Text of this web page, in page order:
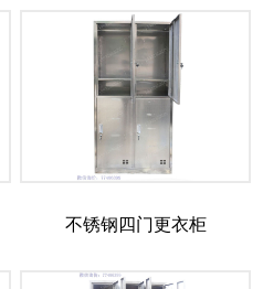
不锈钢四门更衣柜